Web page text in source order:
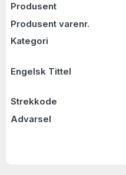
Produsent
Produsent varenr.
Kategori
Engelsk Tittel
Strekkode
Advarsel